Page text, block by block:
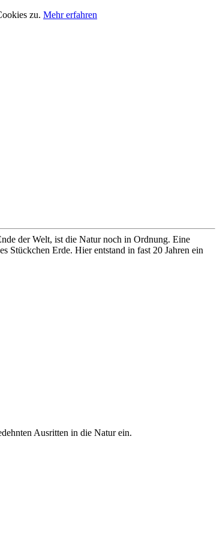
zu. Mehr erfahren
der Welt, ist die Natur noch in Ordnung. Eine
Stückchen Erde. Hier entstand in fast 20 Jahren ein
Ausritten in die Natur ein.